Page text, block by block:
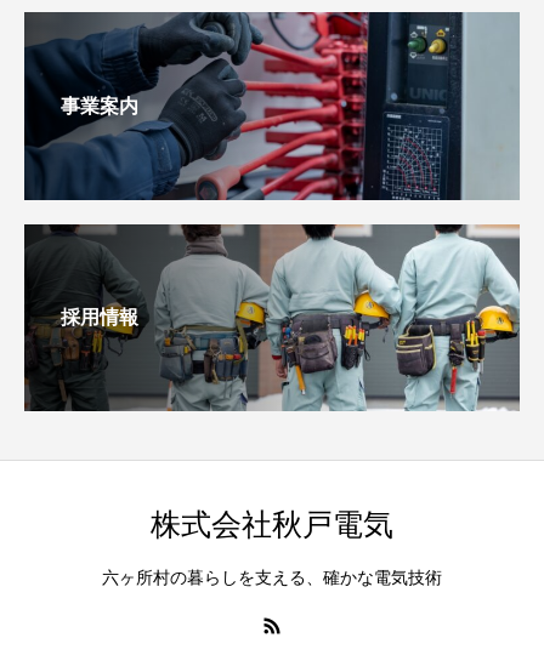
事業案内
採用情報
株式会社秋戸電気
六ヶ所村の暮らしを支える、確かな電気技術